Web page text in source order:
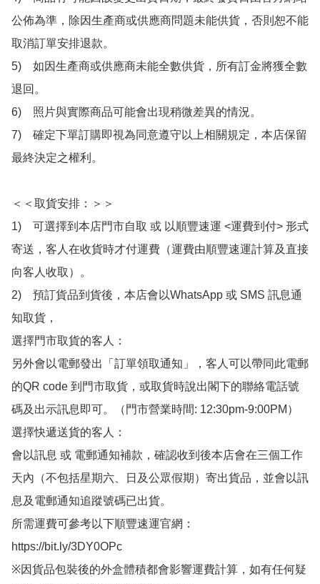
公佈為準，除因生產商或供應商問題未能供貨，否則恕不能
取消訂單安排退款。
5)　如因生產商或供應商未能全數供貨，所有訂金將獲全數
退回。
6)　照片與實際商品可能會出現稍微差異的情況。
7)　確定下單訂購即視為同意遵守以上相關規定，本店保留
最終決定之權利。
＜＜取貨安排：＞＞
1)　可選擇到本店門市自取 或 以順豐速運 <運費到付> 形式
寄送，客人在收貨時才付運費（運費由順豐速運計算及直接
向客人收取）。
2)　預訂貨品到貨後，本店會以WhatsApp 或 SMS 訊息通
知取貨，
選擇門市取貨的客人：
另外會以電郵發出「訂單領取通知」，客人可以帶同此電郵
的QR code 到門市取貨，或取貨時說出閣下的聯絡電話號
碼及出示訊息即可。（門市營業時間: 12:30pm-9:00PM）
選擇快遞送貨的客人：
會以訊息 或 電郵通知補款，確認收到後本店會在三個工作
天內（不包括星期六、日及公眾假期）寄出貨品，並會以訊
息及電郵通知追蹤號碼已出貨。
所需運費可參考以下順豐速運官網：
https://bit.ly/3DY0OPc
※因貨品包裝後的外盒體積都會影響運費計算，如有任何疑